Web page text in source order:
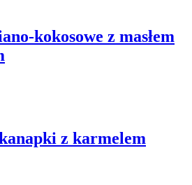
kokosowe z masłem
z karmelem